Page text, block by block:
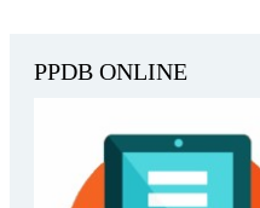
PPDB ONLINE